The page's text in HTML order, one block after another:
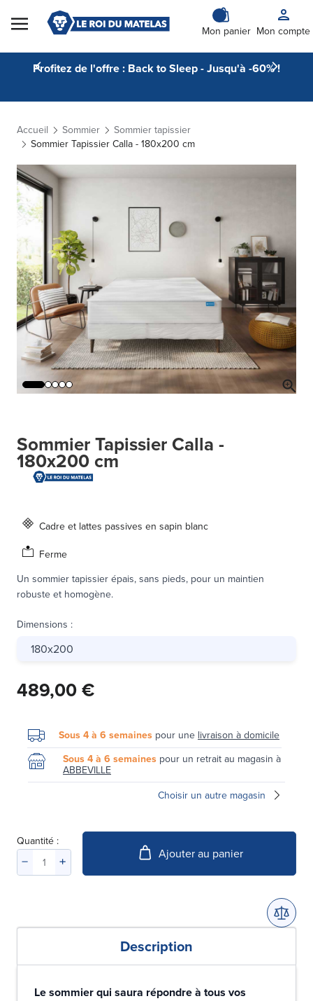
Skip to Content
Mon panier Mon compte
Profitez de l'offre : Back to Sleep - Jusqu'à -60% !
Accueil Sommier
Sommier tapissier
Sommier Tapissier Calla - 180x200 cm
Sommier Tapissier Calla -
180x200 cm
Cadre et lattes passives en sapin blanc
Ferme
Un sommier tapissier épais, sans pieds, pour un maintien
robuste et homogène.
Dimensions :
180x200
489,00 €
Sous 4 à 6 semaines pour une livraison à domicile
Sous 4 à 6 semaines pour un retrait au magasin à
ABBEVILLE
Choisir un autre magasin
Quantité :
Ajouter au panier
Description
Le sommier qui saura répondre à tous vos